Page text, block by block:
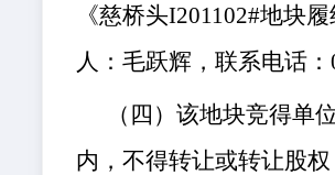
《慈桥头I201102#地块
人：毛跃辉 ，联系电话：
（四）该地块竞得单
内，不得转让或转让股